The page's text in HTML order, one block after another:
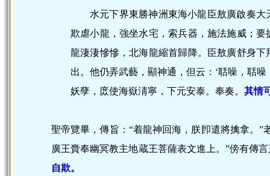
水元下界東勝神洲東海小龍臣敖廣啟奏
欺虐小龍，強坐水宅，索兵器，施法施威；
龍淒淒慘慘，北海龍縮首歸降。臣敖廣舒身
出。他仍弄武藝，顯神通，但云：‘聒噪，聒
妖孽，庻使海嶽淸寧，下元安泰。奉奏。 其情
聖帝覽畢，傳旨：“着龍神回海，朕卽遣將擒拿。
廣王賫奉幽冥教主地蔵王菩薩表文進上。”傍有傳
自欺。